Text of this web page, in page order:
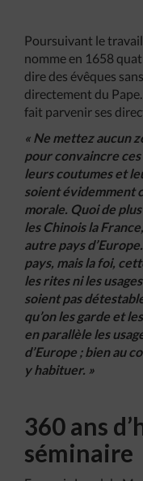
Poursuivant le
nomme en 1658
dire des évêques
directement du
fait parvenir ses
« Ne mettez aucun
pour convaincre
leurs coutumes et
soient évidemment
morale. Quoi de
les Chinois la
autre pays
pays, mais la foi,
les rites ni les
soient pas
qu’on les garde et
en parallèle les
d’Europe ; bien au
y habituer. »
360 ans
séminaire